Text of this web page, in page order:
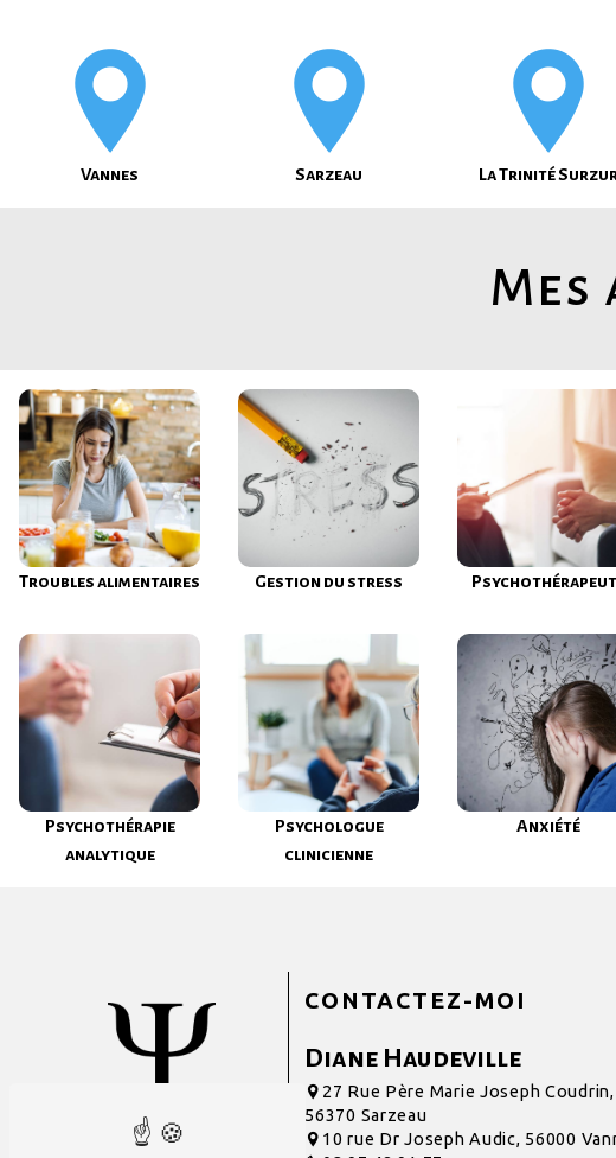
Vannes Sarzeau La Trinité Surzur
Troubles alimentaires Gestion du stress
Psychothérapie
analytique
Psychologue
clinicienne
Anxiété
CONTACTEZ-MOI
Diane Haudeville
27 Rue Père Marie Joseph Coudrin,
56370 Sarzeau
10 rue Dr Joseph Audic, 56000